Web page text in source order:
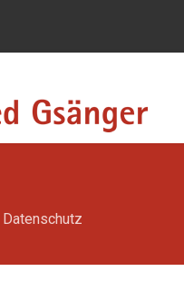
Datenschutz